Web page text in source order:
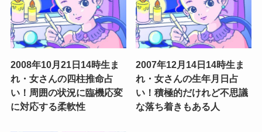
2008年10月21日14時生ま
れ・女さんの四柱推命占
い！周囲の状況に臨機応変
に対応する柔軟性
2007年12月14日14時生ま
れ・女さんの生年月日占
い！積極的だけれど不思議
な落ち着きもある人